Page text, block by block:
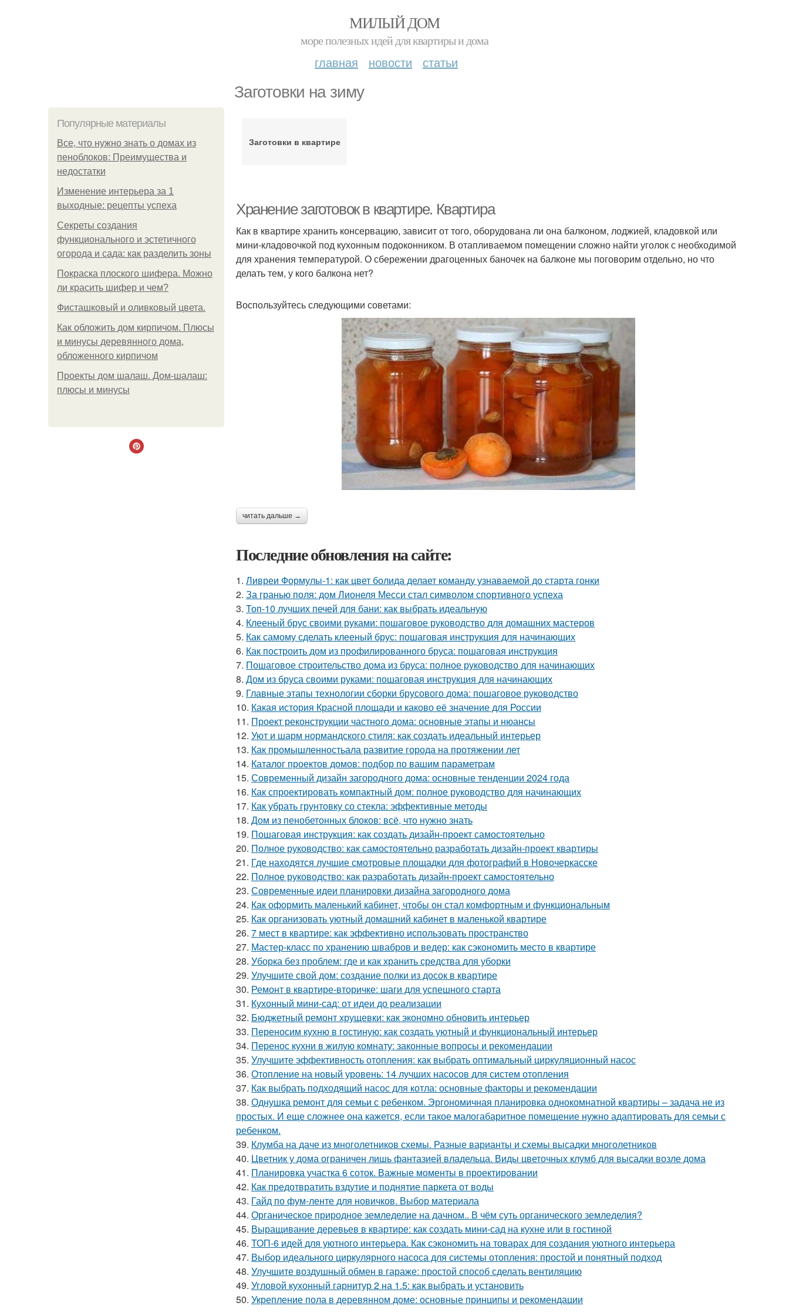
МИЛЫЙ ДОМ
море полезных идей для квартиры и дома
главная новости статьи
Заготовки на зиму
Популярные материалы
Все, что нужно знать о домах из
пеноблоков: Преимущества и
недостатки
Изменение интерьера за 1
выходные: рецепты успеха
Секреты создания
функционального и эстетичного
огорода и сада: как разделить зоны
Покраска плоского шифера. Можно
ли красить шифер и чем?
Фисташковый и оливковый цвета.
Как обложить дом кирпичом. Плюсы
и минусы деревянного дома,
обложенного кирпичом
Проекты дом шалаш. Дом-шалаш:
плюсы и минусы
Заготовки в квартире
Хранение заготовок в квартире. Квартира
Как в квартире хранить консервацию, зависит от того, оборудована ли она балконом, лоджией, кладовкой или
мини-кладовочкой под кухонным подоконником. В отапливаемом помещении сложно найти уголок с необходимой
для хранения температурой. О сбережении драгоценных баночек на балконе мы поговорим отдельно, но что
делать тем, у кого балкона нет?
Воспользуйтесь следующими советами:
читать дальше →
Последние обновления на сайте:
1. Ливреи Формулы-1: как цвет болида делает команду узнаваемой до старта гонки
2. За гранью поля: дом Лионеля Месси стал символом спортивного успеха
3. Топ-10 лучших печей для бани: как выбрать идеальную
4. Клееный брус своими руками: пошаговое руководство для домашних мастеров
5. Как самому сделать клееный брус: пошаговая инструкция для начинающих
6. Как построить дом из профилированного бруса: пошаговая инструкция
7. Пошаговое строительство дома из бруса: полное руководство для начинающих
8. Дом из бруса своими руками: пошаговая инструкция для начинающих
9. Главные этапы технологии сборки брусового дома: пошаговое руководство
10. Какая история Красной площади и каково её значение для России
11. Проект реконструкции частного дома: основные этапы и нюансы
12. Уют и шарм нормандского стиля: как создать идеальный интерьер
13. Как промышленностьала развитие города на протяжении лет
14. Каталог проектов домов: подбор по вашим параметрам
15. Современный дизайн загородного дома: основные тенденции 2024 года
16. Как спроектировать компактный дом: полное руководство для начинающих
17. Как убрать грунтовку со стекла: эффективные методы
18. Дом из пенобетонных блоков: всё, что нужно знать
19. Пошаговая инструкция: как создать дизайн-проект самостоятельно
20. Полное руководство: как самостоятельно разработать дизайн-проект квартиры
21. Где находятся лучшие смотровые площадки для фотографий в Новочеркасске
22. Полное руководство: как разработать дизайн-проект самостоятельно
23. Современные идеи планировки дизайна загородного дома
24. Как оформить маленький кабинет, чтобы он стал комфортным и функциональным
25. Как организовать уютный домашний кабинет в маленькой квартире
26. 7 мест в квартире: как эффективно использовать пространство
27. Мастер-класс по хранению швабров и ведер: как сэкономить место в квартире
28. Уборка без проблем: где и как хранить средства для уборки
29. Улучшите свой дом: создание полки из досок в квартире
30. Ремонт в квартире-вторичке: шаги для успешного старта
31. Кухонный мини-сад: от идеи до реализации
32. Бюджетный ремонт хрущевки: как экономно обновить интерьер
33. Переносим кухню в гостиную: как создать уютный и функциональный интерьер
34. Перенос кухни в жилую комнату: законные вопросы и рекомендации
35. Улучшите эффективность отопления: как выбрать оптимальный циркуляционный насос
36. Отопление на новый уровень: 14 лучших насосов для систем отопления
37. Как выбрать подходящий насос для котла: основные факторы и рекомендации
38. Однушка ремонт для семьи с ребенком. Эргономичная планировка однокомнатной квартиры – задача не из
простых. И еще сложнее она кажется, если такое малогабаритное помещение нужно адаптировать для семьи с
ребенком.
39. Клумба на даче из многолетников схемы. Разные варианты и схемы высадки многолетников
40. Цветник у дома ограничен лишь фантазией владельца. Виды цветочных клумб для высадки возле дома
41. Планировка участка 6 соток. Важные моменты в проектировании
42. Как предотвратить вздутие и поднятие паркета от воды
43. Гайд по фум-ленте для новичков. Выбор материала
44. Органическое природное земледелие на дачном.. В чём суть органического земледелия?
45. Выращивание деревьев в квартире: как создать мини-сад на кухне или в гостиной
46. ТОП-6 идей для уютного интерьера. Как сэкономить на товарах для создания уютного интерьера
47. Выбор идеального циркулярного насоса для системы отопления: простой и понятный подход
48. Улучшите воздушный обмен в гараже: простой способ сделать вентиляцию
49. Угловой кухонный гарнитур 2 на 1.5: как выбрать и установить
50. Укрепление пола в деревянном доме: основные принципы и рекомендации